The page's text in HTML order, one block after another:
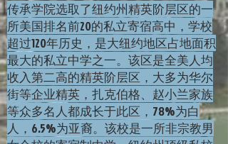
传承学院选取了纽约州精英阶层区的一
所美国排名前20的私立寄宿高中，学校
超过120年历史，是大纽约地区占地面积
最大的私立中学之一。该区是全美人均
收入第二高的精英阶层区，大多为华尔
街等企业精英，扎克伯格、赵小兰家族
等众多名人都成长于此区，78%为白
人，6.5%为亚裔。该校是一所非宗教男